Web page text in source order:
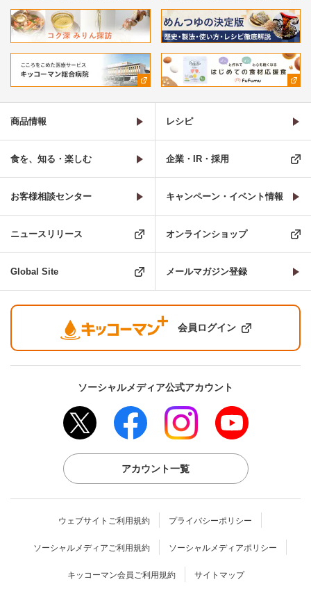
商品情報 レシピ
食を、知る・楽しむ 企業・IR・採用
お客様相談センター キャンペーン・イベント情報
ニュースリリース オンラインショップ
Global Site メールマガジン登録
会員ログイン
ソーシャルメディア公式アカウント
アカウント一覧
ウェブサイトご利用規約 プライバシーポリシー
ソーシャルメディアご利用規約 ソーシャルメディアポリシー
キッコーマン会員ご利用規約 サイトマップ